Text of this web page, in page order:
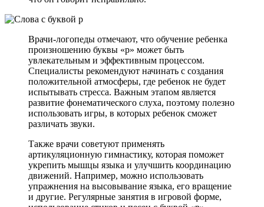
Врачи-логопеды отмечают, что обучение ребенка
произношению буквы «р» может быть
увлекательным и эффективным процессом.
Специалисты рекомендуют начинать с создания
положительной атмосферы, где ребенок не будет
испытывать стресса. Важным этапом является
развитие фонематического слуха, поэтому полезно
использовать игры, в которых ребенок сможет
различать звуки.
Также врачи советуют применять
артикуляционную гимнастику, которая поможет
укрепить мышцы языка и улучшить координацию
движений. Например, можно использовать
упражнения на высовывание языка, его вращение
и другие. Регулярные занятия в игровой форме,